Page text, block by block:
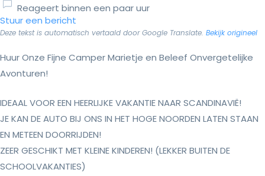
Reageert binnen een paar uur
Stuur een bericht
Deze tekst is automatisch vertaald door Google Translate. Bekijk origineel
Huur Onze Fijne Camper Marietje en Beleef Onvergetelijke
Avonturen!
IDEAAL VOOR EEN HEERLIJKE VAKANTIE NAAR SCANDINAVIË!
JE KAN DE AUTO BIJ ONS IN HET HOGE NOORDEN LATEN STAAN
EN METEEN DOORRIJDEN!
ZEER GESCHIKT MET KLEINE KINDEREN! (LEKKER BUITEN DE
SCHOOLVAKANTIES)